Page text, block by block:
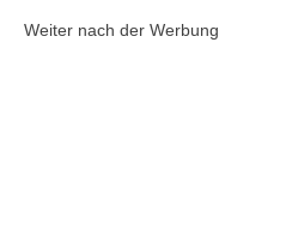
Weiter nach der Werbung